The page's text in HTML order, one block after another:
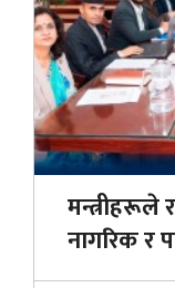
मन्त्रीहरूले
नागरिक र